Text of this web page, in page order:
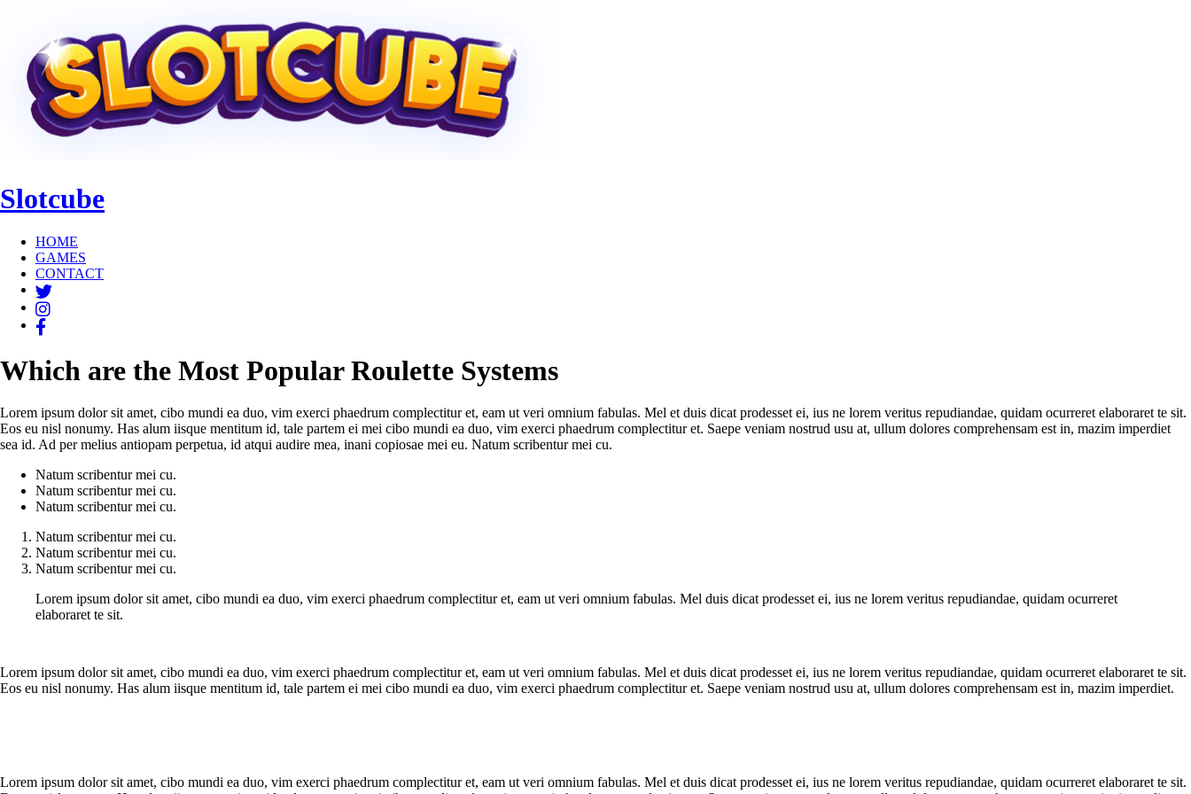
Slotcube
HOME
GAMES
CONTACT
twitter
instagram
facebook
Which are the Most Popular Roulette Systems
Lorem ipsum dolor sit amet, cibo mundi ea duo, vim exerci phaedrum complectitur et, eam ut veri omnium fabulas. Mel et duis dicat prodesset ei, ius ne lorem veritus repudiandae, quidam ocurreret elaboraret te sit.
Eos eu nisl nonumy. Has alum iisque mentitum id, tale partem ei mei cibo mundi ea duo, vim exerci phaedrum complectitur et. Saepe veniam nostrud usu at, ullum dolores comprehensam est in, mazim imperdiet
sea id. Ad per melius antiopam perpetua, id atqui audire mea, inani copiosae mei eu. Natum scribentur mei cu.
Natum scribentur mei cu.
Natum scribentur mei cu.
Natum scribentur mei cu.
Natum scribentur mei cu.
Natum scribentur mei cu.
Natum scribentur mei cu.
Lorem ipsum dolor sit amet, cibo mundi ea duo, vim exerci phaedrum complectitur et, eam ut veri omnium fabulas. Mel duis dicat prodesset ei, ius ne lorem veritus repudiandae, quidam ocurreret
elaboraret te sit.
Lorem ipsum dolor sit amet, cibo mundi ea duo, vim exerci phaedrum complectitur et, eam ut veri omnium fabulas. Mel et duis dicat prodesset ei, ius ne lorem veritus repudiandae, quidam ocurreret elaboraret te sit.
Eos eu nisl nonumy. Has alum iisque mentitum id, tale partem ei mei cibo mundi ea duo, vim exerci phaedrum complectitur et. Saepe veniam nostrud usu at, ullum dolores comprehensam est in, mazim imperdiet.
Lorem ipsum dolor sit amet, cibo mundi ea duo, vim exerci phaedrum complectitur et, eam ut veri omnium fabulas. Mel et duis dicat prodesset ei, ius ne lorem veritus repudiandae, quidam ocurreret elaboraret te sit.